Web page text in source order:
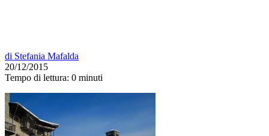
di Stefania Mafalda
20/12/2015
Tempo di lettura: 0 minuti